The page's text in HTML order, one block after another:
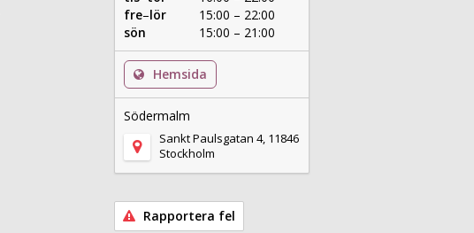
fre–lör
15:00 – 22:00
sön
15:00 – 21:00
Hemsida
Södermalm
Sankt Paulsgatan 4, 11846
Stockholm
Rapportera fel